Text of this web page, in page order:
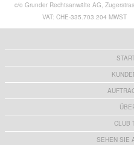
c/o Grunder Rechtsanwälte AG,
VAT: CHE-335.703.204 MWST
CLUB
SEHEN SIE